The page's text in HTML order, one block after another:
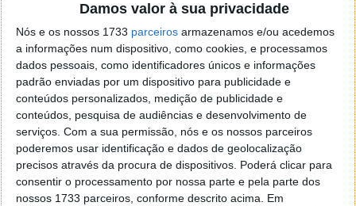
Damos valor à sua privacidade
Nós e os nossos 1733 parceiros armazenamos e/ou acedemos
a informações num dispositivo, como cookies, e processamos
dados pessoais, como identificadores únicos e informações
padrão enviadas por um dispositivo para publicidade e
conteúdos personalizados, medição de publicidade e
conteúdos, pesquisa de audiências e desenvolvimento de
serviços. Com a sua permissão, nós e os nossos parceiros
poderemos usar identificação e dados de geolocalização
precisos através da procura de dispositivos. Poderá clicar para
consentir o processamento por nossa parte e pela parte dos
nossos 1733 parceiros, conforme descrito acima. Em
de control tudo e nada. Tou a comecar a desesperar, ate ja
tentei apagar o explorer na tentativa de forçar o uso do
firefox mas em vao. Kaso te lembres de outra dica fico
agradecido, caso contrario obrigado a mesma
Responder
Vítor M.
7 de Novembro de 2005 às 01:39
@Reporter
Desculpa mas o link funciona. Seja como for segue por mail
o MSn Messenger 8.
Responder